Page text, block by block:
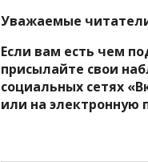
Уважаемые
Если вам есть чем
присылайте свои
социальных сетях
или на электронную